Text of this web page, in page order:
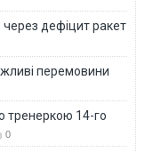
дефіцит ракет
перемовини
тренеркою 14-го
0